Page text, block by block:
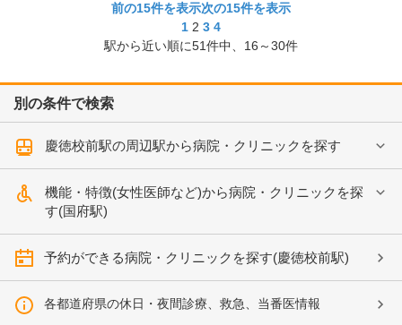
前の15件を表示次の15件を表示
1 2 3 4
駅から近い順に51件中、 16～30件
別の条件で検索
慶徳校前駅の周辺駅から病院・クリニックを探す
機能・特徴(女性医師など)から病院・クリニックを探
す(国府駅)
予約ができる病院・クリニックを探す(慶徳校前駅)
各都道府県の休日・夜間診療、救急、当番医情報